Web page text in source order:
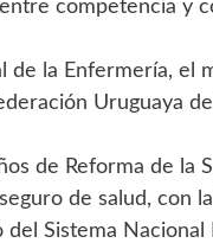
competencia y
la Enfermería, el
Uruguaya
de Reforma de la
de salud, con
Sistema Nacional